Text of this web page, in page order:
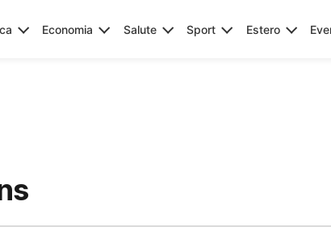
Economia Salute Sport Estero